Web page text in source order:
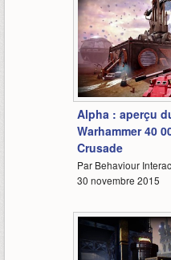
Alpha : aperçu
Warhammer 40
Crusade
Par Behaviour
30 novembre 2015